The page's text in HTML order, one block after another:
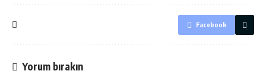
Facebook
Yorum bırakın